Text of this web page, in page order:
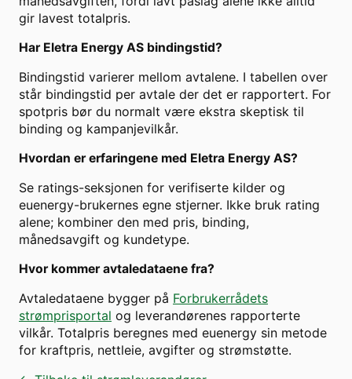
gir lavest totalpris.
Har Eletra Energy AS bindingstid?
Bindingstid varierer mellom avtalene. I tabellen over
står bindingstid per avtale der det er rapportert. For
spotpris bør du normalt være ekstra skeptisk til
binding og kampanjevilkår.
Hvordan er erfaringene med Eletra Energy AS?
Se ratings-seksjonen for verifiserte kilder og
euenergy-brukernes egne stjerner. Ikke bruk rating
alene; kombiner den med pris, binding,
månedsavgift og kundetype.
Hvor kommer avtaledataene fra?
Avtaledataene bygger på Forbrukerrådets
strømprisportal og leverandørenes rapporterte
vilkår. Totalpris beregnes med euenergy sin metode
for kraftpris, nettleie, avgifter og strømstøtte.